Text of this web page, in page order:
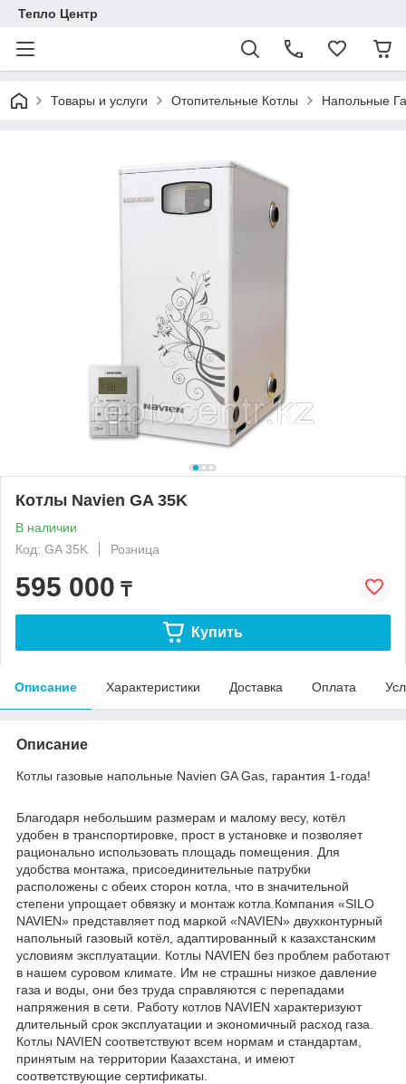
Тепло Центр
Товары и услуги Отопительные Котлы Напольные
Котлы Navien GA 35K
В наличии
Код: GA 35K
Розница
595 000 ₸
Купить
Описание Характеристики Доставка Оплата
Описание
Котлы газовые напольные Navien GA Gas, гарантия 1-года!
Благодаря небольшим размерам и малому весу, котёл
удобен в транспортировке, прост в установке и позволяет
рационально использовать площадь помещения. Для
удобства монтажа, присоединительные патрубки
расположены с обеих сторон котла, что в значительной
степени упрощает обвязку и монтаж котла.Компания «SILO
NAVIEN» представляет под маркой «NAVIEN» двухконтурный
напольный газовый котёл, адаптированный к казахстанским
условиям эксплуатации. Котлы NAVIEN без проблем работают
в нашем суровом климате. Им не страшны низкое давление
газа и воды, они без труда справляются с перепадами
напряжения в сети. Работу котлов NAVIEN характеризуют
длительный срок эксплуатации и экономичный расход газа.
Котлы NAVIEN соответствуют всем нормам и стандартам,
принятым на территории Казахстана, и имеют
соответствующие сертификаты.